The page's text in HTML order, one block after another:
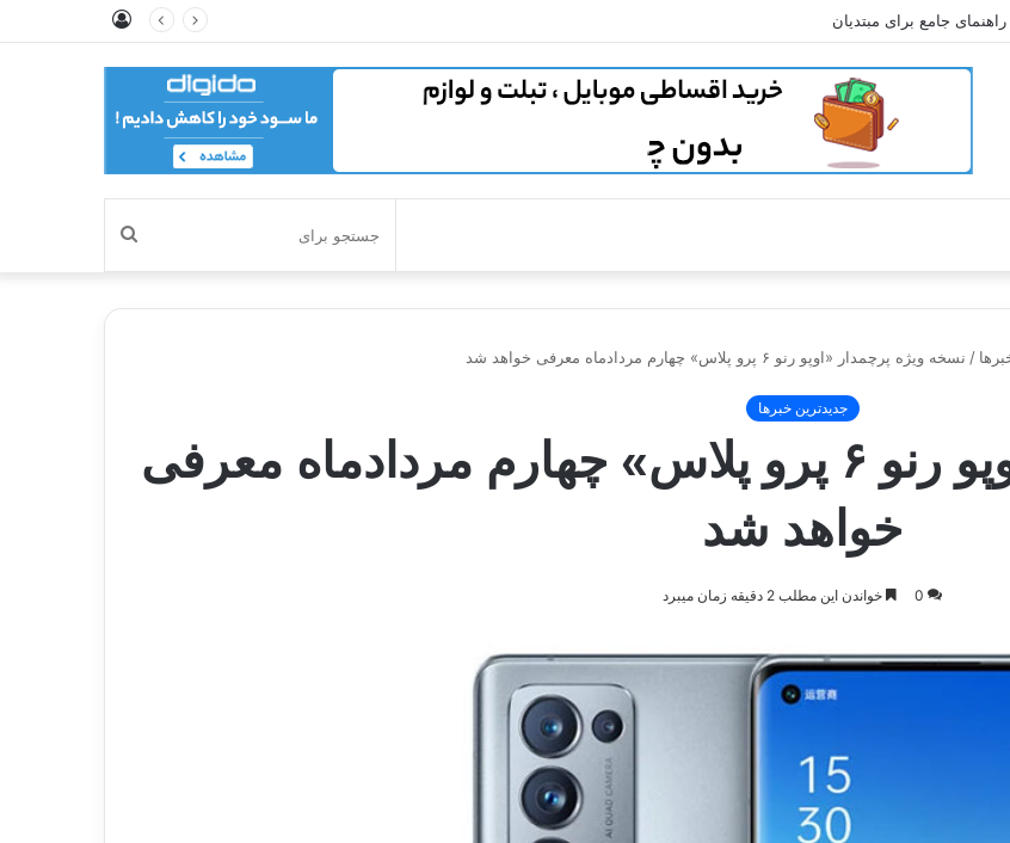
جامع برای مبتدیان ورود
جستجو
برای
/ نسخه ویژه پرچمدار «اوپو رنو ۶ پرو پلاس» چهارم مردادماه معرفی خواهد شد
جدیدترین خبرها
نسخه ویژه پرچمدار «اوپو رنو ۶ پرو پلاس» چهارم مردادماه معرفی
خواهد شد
0 خواندن این مطلب 2 دقیقه زمان میبرد